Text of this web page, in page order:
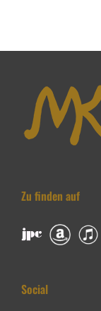
Zu finden auf
Social